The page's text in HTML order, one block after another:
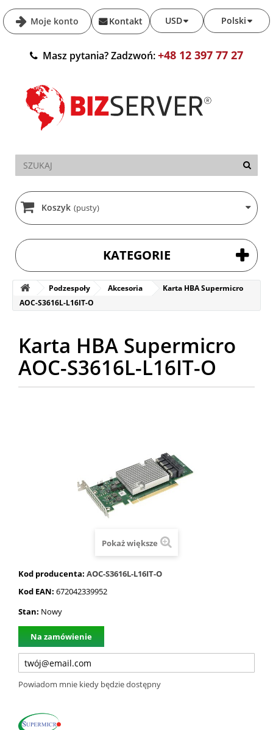
Moje konto Polski
USD
Kontakt
Masz pytania? Zadzwoń:+48 12 397 77 27
Koszyk (pusty)
KATEGORIE
Podzespoły Akcesoria
Karta HBA Supermicro
AOC-S3616L-L16IT-O
Karta HBA Supermicro
AOC-S3616L-L16IT-O
Pokaż większe
Kod producenta: AOC-S3616L-L16IT-O
Kod EAN: 672042339952
Stan: Nowy
Na zamówienie
Powiadom mnie kiedy będzie dostępny